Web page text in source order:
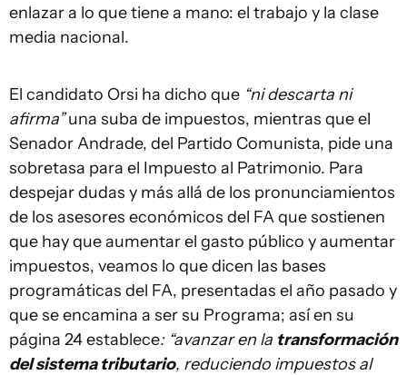
enlazar a lo que tiene a mano: el trabajo y la clase
media nacional.
El candidato Orsi ha dicho que “ni descarta ni
afirma”una suba de impuestos, mientras que el
Senador Andrade, del Partido Comunista, pide una
sobretasa para el Impuesto al Patrimonio. Para
despejar dudas y más allá de los pronunciamientos
de los asesores económicos del FA que sostienen
que hay que aumentar el gasto público y aumentar
impuestos, veamos lo que dicen las bases
programáticas del FA, presentadas el año pasado y
que se encamina a ser su Programa; así en su
página 24 establece: “avanzar en la transformación
del sistema tributario, reduciendo impuestos al